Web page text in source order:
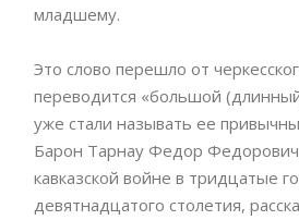
младшему.
Это слово перешло от
переводится «большой
уже стали называть ее
Барон Тарнау Федор
кавказской войне в тридцатые
девятнадцатого столетия,